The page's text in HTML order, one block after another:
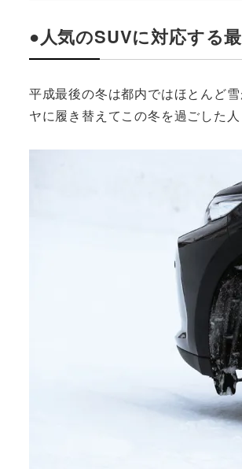
●人気のSUVに対応する
平成最後の冬は都内ではほとんど
ヤに履き替えてこの冬を過ごした